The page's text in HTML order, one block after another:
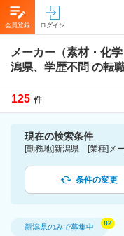
会員登録 ログイン
メーカー（素材・化
潟県、学歴不問 の転
125 件
現在の検索条件
条件の変更
新潟県のみで募集中